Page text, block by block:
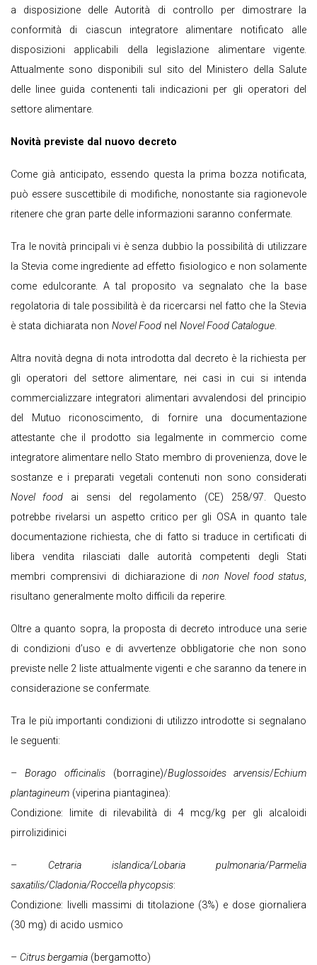
a disposizione delle Autorità di controllo per dimostrare la
conformità di ciascun integratore alimentare notificato alle
disposizioni applicabili della legislazione alimentare vigente.
Attualmente sono disponibili sul sito del Ministero della Salute
delle linee guida contenenti tali indicazioni per gli operatori del
settore alimentare.
Novità previste dal nuovo decreto
Come già anticipato, essendo questa la prima bozza notificata,
può essere suscettibile di modifiche, nonostante sia ragionevole
ritenere che gran parte delle informazioni saranno confermate.
Tra le novità principali vi è senza dubbio la possibilità di utilizzare
la Stevia come ingrediente ad effetto fisiologico e non solamente
come edulcorante. A tal proposito va segnalato che la base
regolatoria di tale possibilità è da ricercarsi nel fatto che la Stevia
è stata dichiarata non Novel Food nel Novel Food Catalogue.
Altra novità degna di nota introdotta dal decreto è la richiesta per
gli operatori del settore alimentare, nei casi in cui si intenda
commercializzare integratori alimentari avvalendosi del principio
del Mutuo riconoscimento, di fornire una documentazione
attestante che il prodotto sia legalmente in commercio come
integratore alimentare nello Stato membro di provenienza, dove le
sostanze e i preparati vegetali contenuti non sono considerati
Novel food ai sensi del regolamento (CE) 258/97. Questo
potrebbe rivelarsi un aspetto critico per gli OSA in quanto tale
documentazione richiesta, che di fatto si traduce in certificati di
libera vendita rilasciati dalle autorità competenti degli Stati
membri comprensivi di dichiarazione dinon Novel food status,
risultano generalmente molto difficili da reperire.
Oltre a quanto sopra, la proposta di decreto introduce una serie
di condizioni d’uso e di avvertenze obbligatorie che non sono
previste nelle 2 liste attualmente vigenti e che saranno da tenere in
considerazione se confermate.
Tra le più importanti condizioni di utilizzo introdotte si segnalano
le seguenti:
–Borago officinalis(borragine)/Buglossoides arvensis/Echium
plantagineum (viperina piantaginea):
Condizione: limite di rilevabilità di 4 mcg/kg per gli alcaloidi
pirrolizidinici
– Cetraria islandica/Lobaria pulmonaria/Parmelia
saxatilis/Cladonia/Roccella phycopsis:
Condizione: livelli massimi di titolazione (3%) e dose giornaliera
(30 mg) di acido usmico
– Citrus bergamia (bergamotto)